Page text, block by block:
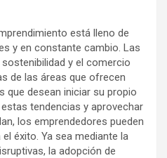
está lleno de
y en constante cambio. Las
y el comercio
de las áreas que ofrecen
que desean iniciar su propio
tendencias y aprovechar
los emprendedores pueden
éxito. Ya sea mediante la
la adopción de